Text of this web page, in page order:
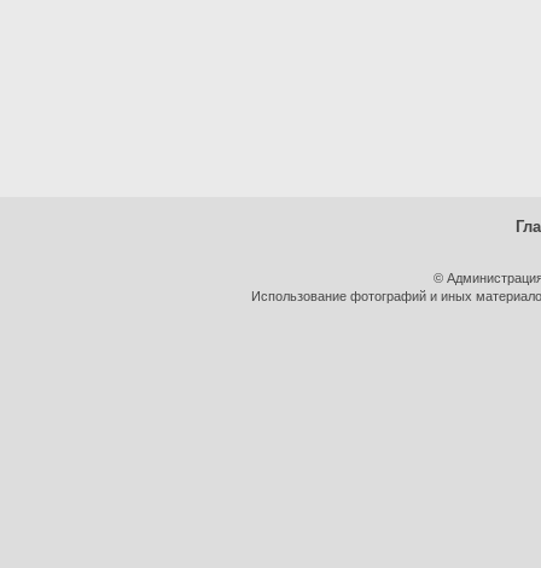
©
Использование фотографий и иных